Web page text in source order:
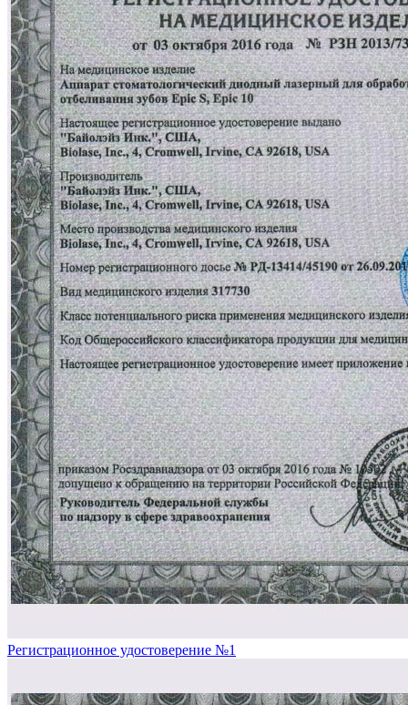
Регистрационное удостоверение №1